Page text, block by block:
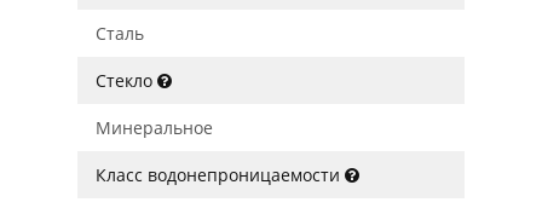
Сталь
Стекло
Минеральное
Класс водонепроницаемости